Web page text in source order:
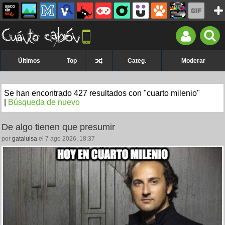
Últimos Top Categ. Moderar
Se han encontrado 427 resultados con "cuarto milenio"
Búsqueda de nuevo
De algo tienen que presumir
por gataluisa el 7 ago 2026, 18:37